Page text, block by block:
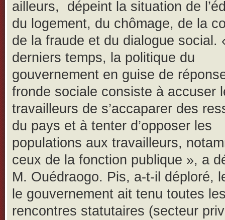
ailleurs, dépeint la situation de
du logement, du chômage, de la
de la fraude et du dialogue social.
derniers temps, la politique du
gouvernement en guise de
fronde sociale consiste à accuser
travailleurs de s’accaparer des
du pays et à tenter d’opposer les
populations aux travailleurs,
ceux de la fonction publique », a
M. Ouédraogo. Pis, a-t-il déploré,
le gouvernement ait tenu toutes
rencontres statutaires (secteur